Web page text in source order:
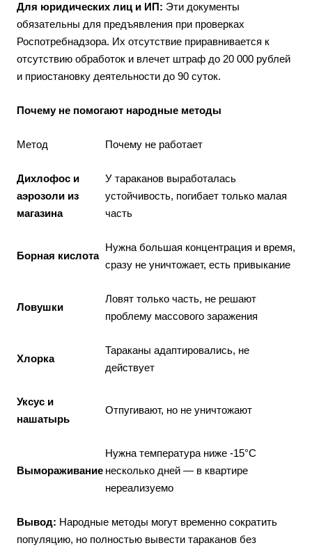
Для юридических лиц и ИП: Эти документы
обязательны для предъявления при проверках
Роспотребнадзора. Их отсутствие приравнивается к
отсутствию обработок и влечет штраф до 20 000 рублей
и приостановку деятельности до 90 суток.
Почему не помогают народные методы
Метод Почему не работает
Дихлофос и
аэрозоли из
магазина
У тараканов выработалась
устойчивость, погибает только малая
часть
Борная кислота
Нужна большая концентрация и время,
сразу не уничтожает, есть привыкание
Ловушки
Ловят только часть, не решают
проблему массового заражения
Хлорка
Тараканы адаптировались, не
действует
Уксус и
нашатырь
Отпугивают, но не уничтожают
Вымораживание
Нужна температура ниже -15°C
несколько дней — в квартире
нереализуемо
Вывод: Народные методы могут временно сократить
популяцию, но полностью вывести тараканов без